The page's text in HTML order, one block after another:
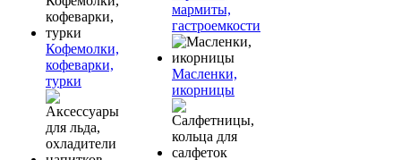
Кофемолки,
кофеварки,
турки
мармиты,
гастроемкости
Масленки,
икорницы